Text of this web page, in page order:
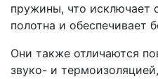
пружины, что исключает
полотна и обеспечивает
Они также отличаются
звуко- и